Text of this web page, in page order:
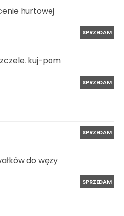
hurtowej
SPRZEDAM
kuj-pom
SPRZEDAM
SPRZEDAM
do węzy
SPRZEDAM